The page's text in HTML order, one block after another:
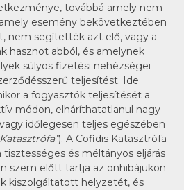
továbbá amely nem
esemény bekövetkeztében
nem segítették azt elő, vagy a
hasznot abból, és amelynek
súlyos fizetési nehézségei
teljesítést. Ide
a fogyasztók teljesítését a
módon, elháríthatatlanul nagy
időlegesen teljes egészében
). A Cofidis Katasztrófa
és méltányos eljárás
szem előtt tartja az önhibájukon
kiszolgáltatott helyzetét, és